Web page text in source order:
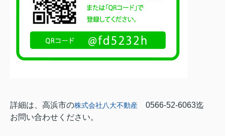
詳細は、高浜市の株式会社八大不動産 0566-52-6063迄
お問い合わせください。